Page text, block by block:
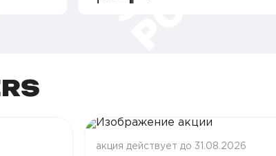
акция действует до 31.08.2026